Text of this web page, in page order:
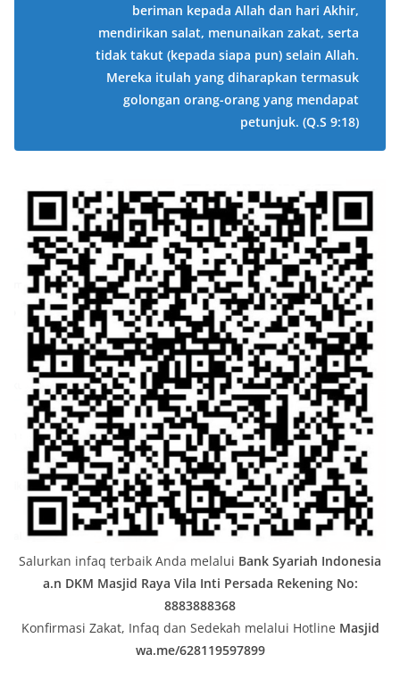
beriman kepada Allah dan hari Akhir,
mendirikan salat, menunaikan zakat, serta
tidak takut (kepada siapa pun) selain Allah.
Mereka itulah yang diharapkan termasuk
golongan orang-orang yang mendapat
petunjuk. (Q.S 9:18)
Salurkan infaq terbaik Anda melalui Bank Syariah Indonesia
a.n DKM Masjid Raya Vila Inti Persada Rekening No:
8883888368
Konfirmasi Zakat, Infaq dan Sedekah melalui Hotline Masjid
wa.me/628119597899